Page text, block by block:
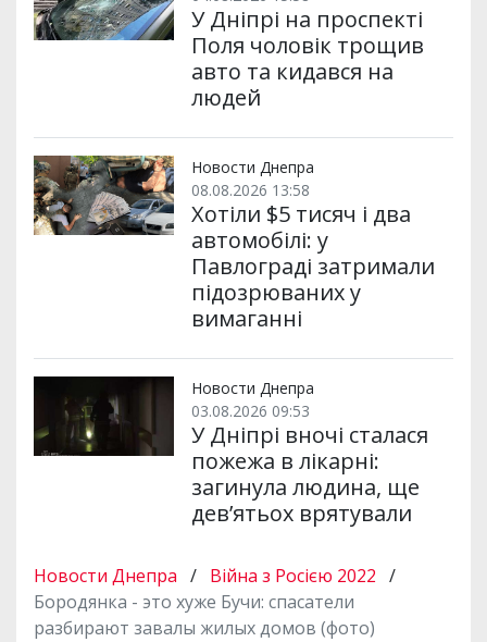
У Дніпрі на проспекті
Поля чоловік трощив
авто та кидався на
людей
Новости Днепра
08.08.2026 13:58
Хотіли $5 тисяч і два
автомобілі: у
Павлограді затримали
підозрюваних у
вимаганні
Новости Днепра
03.08.2026 09:53
У Дніпрі вночі сталася
пожежа в лікарні:
загинула людина, ще
дев’ятьох врятували
Новости Днепра / Війна з Росією 2022 /
Бородянка - это хуже Бучи: спасатели
разбирают завалы жилых домов (фото)